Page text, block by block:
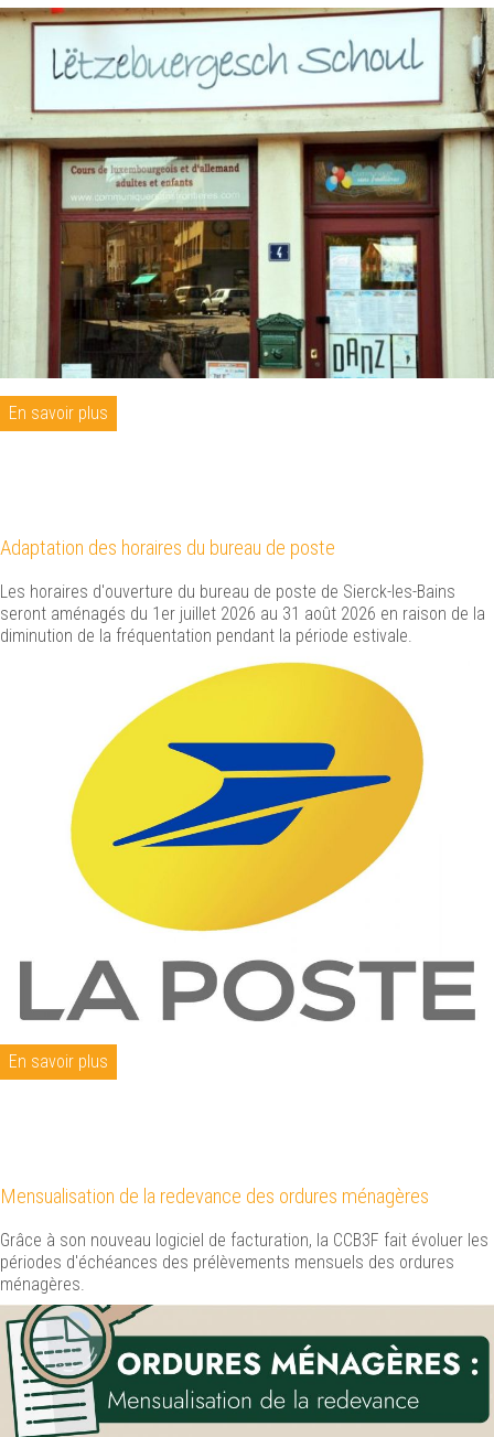
En savoir plus
Adaptation des horaires du bureau de poste
Les horaires d'ouverture du bureau de poste de Sierck-les-Bains
seront aménagés du 1er juillet 2026 au 31 août 2026 en raison de la
diminution de la fréquentation pendant la période estivale.
En savoir plus
Mensualisation de la redevance des ordures ménagères
Grâce à son nouveau logiciel de facturation, la CCB3F fait évoluer les
périodes d'échéances des prélèvements mensuels des ordures
ménagères.